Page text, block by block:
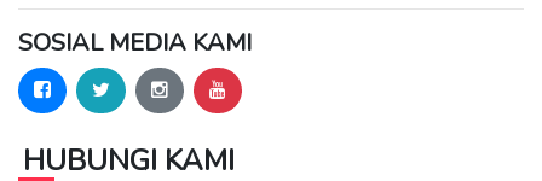
SOSIAL MEDIA KAMI
HUBUNGI KAMI